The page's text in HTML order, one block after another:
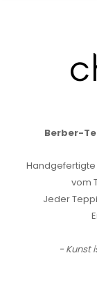
Berber-
vom
Jeder
- Kunst